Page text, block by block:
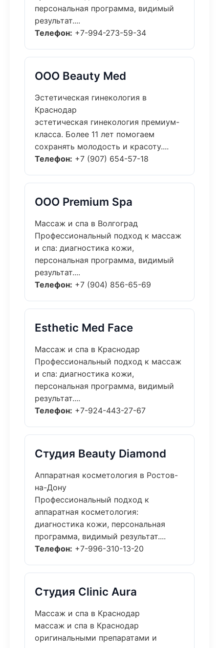
персональная программа, видимый
результат....
Телефон: +7-994-273-59-34
ООО Beauty Med
Эстетическая гинекология в
Краснодар
эстетическая гинекология премиум-
класса. Более 11 лет помогаем
сохранять молодость и красоту....
Телефон: +7 (907) 654-57-18
ООО Premium Spa
Массаж и спа в Волгоград
Профессиональный подход к массаж
и спа: диагностика кожи,
персональная программа, видимый
результат....
Телефон: +7 (904) 856-65-69
Esthetic Med Face
Массаж и спа в Краснодар
Профессиональный подход к массаж
и спа: диагностика кожи,
персональная программа, видимый
результат....
Телефон: +7-924-443-27-67
Студия Beauty Diamond
Аппаратная косметология в Ростов-
на-Дону
Профессиональный подход к
аппаратная косметология:
диагностика кожи, персональная
программа, видимый результат....
Телефон: +7-996-310-13-20
Студия Clinic Aura
Массаж и спа в Краснодар
массаж и спа в Краснодар
оригинальными препаратами и